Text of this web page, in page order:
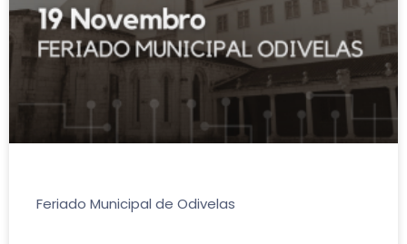
Feriado Municipal de Odivelas